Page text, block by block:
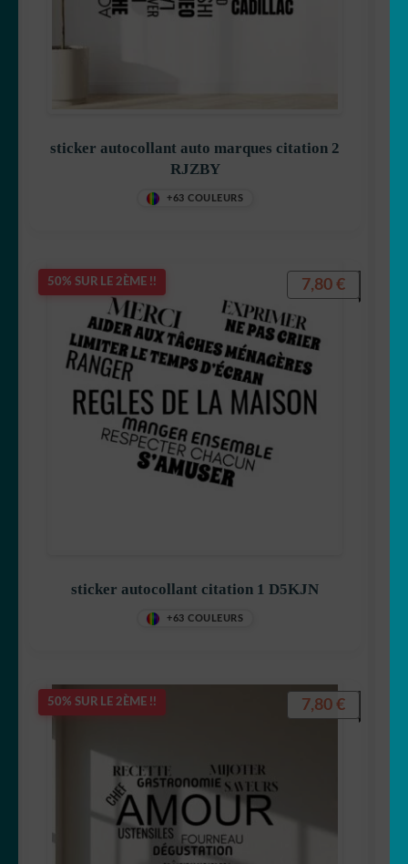
sticker autocollant auto marques citation 2
RJZBY
+63 COULEURS
50% SUR LE 2ÈME !!
sticker autocollant citation 1 D5KJN
+63 COULEURS
7,80 €
50% SUR LE 2ÈME !! 7,80 €